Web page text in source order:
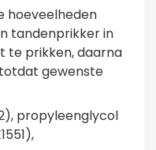
hoeveelheden
tandenprikker in
te prikken, daarna
gewenste
propyleenglycol